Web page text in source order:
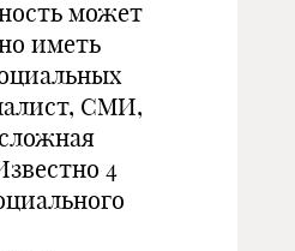
может
иметь
СМИ,
4